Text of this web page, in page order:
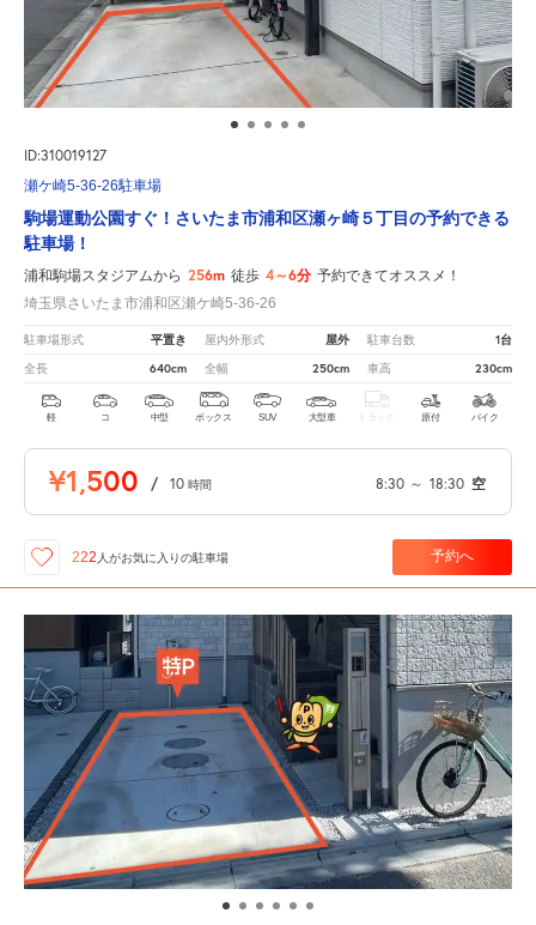
ID:310019127
瀬ケ崎5-36-26駐車場
駒場運動公園すぐ！さいたま市浦和区瀬ヶ崎５丁目の予約できる
駐車場！
浦和駒場スタジアムから 256m 徒歩 4～6分 予約できてオススメ！
埼玉県さいたま市浦和区瀬ケ崎5-36-26
駐車場形式 平置き 屋内外形式 屋外 駐車台数 1台
全長 640cm 全幅 250cm 車高 230cm
軽 コ 中型 ボックス SUV 大型車 トラック 原付 バイク
¥1,500 / 10 時間 8:30 ～ 18:30 空
222 人がお気に入りの駐車場 予約へ